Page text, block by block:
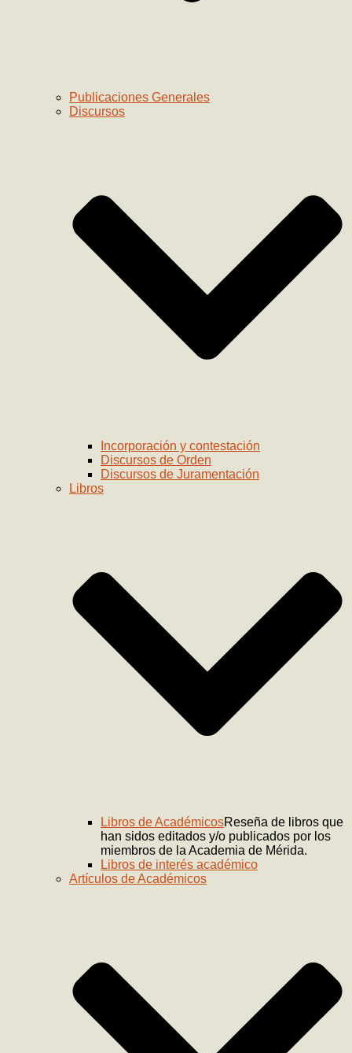
Publicaciones Generales
Discursos
Incorporación y contestación
Discursos de Orden
Discursos de Juramentación
Libros
Libros de AcadémicosReseña de libros que
han sidos editados y/o publicados por los
miembros de la Academia de Mérida.
Libros de interés académico
Artículos de Académicos